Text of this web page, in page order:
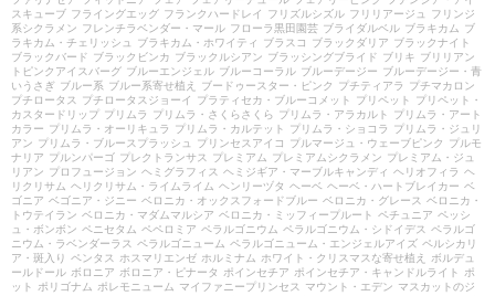
スキューブ フライングエッグ フランクハードレイ フリズルシズル フリリアージュ
フリンジ
系シクラメン フレンチラベンダー・マール フローラ黒田園芸 ブライダルベル ブラキカム ブ
ラキカム・チェリッシュ
ブラキカム・ホワイティ ブラスコ ブラックダリア ブラックナイト
ブラックバード ブラックビンカ ブラックルシアン ブラッシングブライド ブリキ ブリリアン
トピンクアイスバーグ ブルーエンジェル ブルーコーラル ブルーデージー ブルーデージー・青
いうさぎ ブルー系 ブルー系寄せ植え ブードゥースター・ピンク プチティアラ
プチマカロン
プチロータス
プチロータスジョーイ プラティセカ・ブルーコメット プリペット
プリペット・
カスタードリップ プリムラ プリムラ・さくらさくら プリムラ・アラカルト
プリムラ・アート
カラー プリムラ・オーリキュラ プリムラ・カルテット プリムラ・ショコラ
プリムラ・ジュリ
アン プリムラ・ブルースプラッシュ プリンセスアイコ プルマージュ・ウェーブピンク
プルモ
ナリア プルンパーゴ プレクトランサス プレミアム プレミアムシクラメン プレミアム・ジュ
リアン プロフュージョン ヘミグラフィス ヘミジギア・マーブルキャンディ ヘリオフィラ ヘ
リクリサム ヘリクリサム・ライムライム ヘンリーヅタ ヘーベ ヘーベ・ハートブレイカー ベ
ゴニア ベゴニア・ジニー ベロニカ・オックスフォードブルー ベロニカ・グレース ベロニカ・
トウテイラン ベロニカ・マダムマルシア ベロニカ・ミッフィープルート ペチュニア ペッシ
ュ・ボンボン ペニセタム ペペロミア ペラルゴニウム ペラルゴニウム・シドイデス ペラルゴ
ニウム・ラベンダーラス ペラルゴニューム ペラルゴニューム・エンジェルアイズ ペルシカリ
ア・斑入り ペンタス ホスマリエンゼ ホルミナム ホワイト・クリスマスな寄せ植え
ボルデュ
ールドール ボロニア ボロニア・ピナータ ポインセチア ポインセチア・キャンドルライト
ポ
ット
ポリゴナム ポレモニューム マイファニープリンセス マウント・エデン マスカットのジ